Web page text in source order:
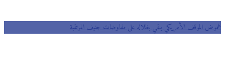
غموض الموقف الأمريكي يلقي بظلاله على مفاوضات جنيف المرتقبة